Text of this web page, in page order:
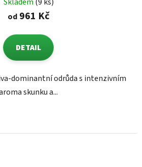
od961 Kč
DETAIL
dominantní odrůda s intenzivním
skunku a...